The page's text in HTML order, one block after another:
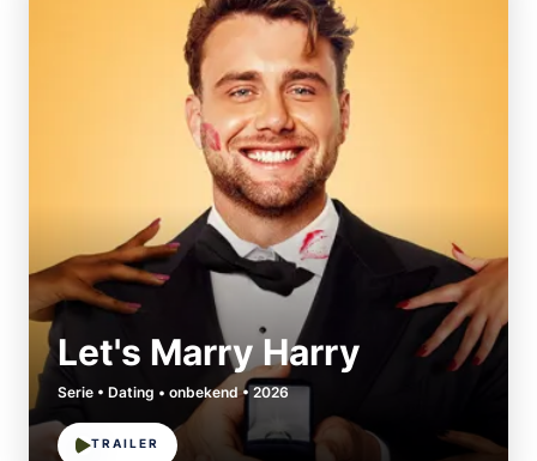
Let's Marry Harry
Serie • Dating • onbekend • 2026
TRAILER